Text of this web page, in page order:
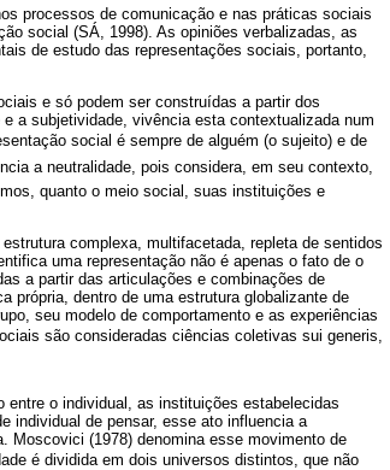
processos de comunicação e nas práticas sociais
social (SÁ, 1998). As opiniões verbalizadas, as
de estudo das representações sociais, portanto,
e só podem ser construídas a partir dos
a subjetividade, vivência esta contextualizada num
social é sempre de alguém (o sujeito) e de
a neutralidade, pois considera, em seu contexto,
quanto o meio social, suas instituições e
complexa, multifacetada, repleta de sentidos
uma representação não é apenas o fato de o
a partir das articulações e combinações de
própria, dentro de uma estrutura globalizante de
seu modelo de comportamento e as experiências
são consideradas ciências coletivas sui generis,
entre o individual, as instituições estabelecidas
individual de pensar, esse ato influencia a
Moscovici (1978) denomina esse movimento de
é dividida em dois universos distintos, que não